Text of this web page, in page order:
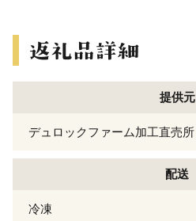
提供元
デュロックファーム加工直売所
配送
冷凍